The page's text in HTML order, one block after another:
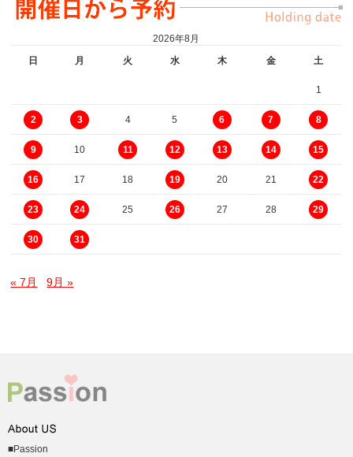
2026年8月
日
月 火 水 木 金 土
1
2 3 4 5 6 7 8
9 10 11 12 13 14 15
16 17 18 19 20 21 22
23 24 25 26 27 28 29
30 31
« 7月 9月 »
■Passion